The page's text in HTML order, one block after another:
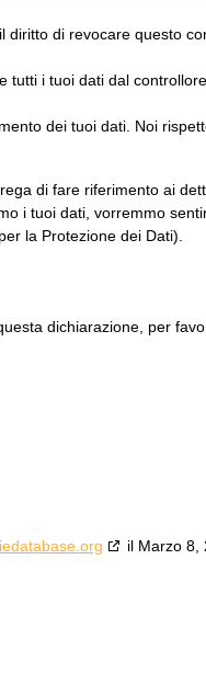
di revocare questo
tutti i tuoi dati dal
dei tuoi dati. Noi
di fare riferimento ai
i tuoi dati, vorremmo
la Protezione dei Dati).
dichiarazione, per
il Marzo 8,